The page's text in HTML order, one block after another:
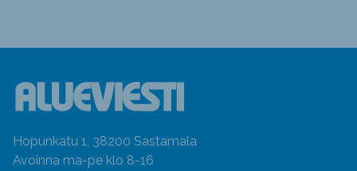
Hopunkatu 1, 38200 Sastamala
Avoinna ma-pe klo 8-16